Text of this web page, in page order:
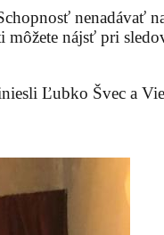
nenadávať
nájsť pri
Ľubko Švec a